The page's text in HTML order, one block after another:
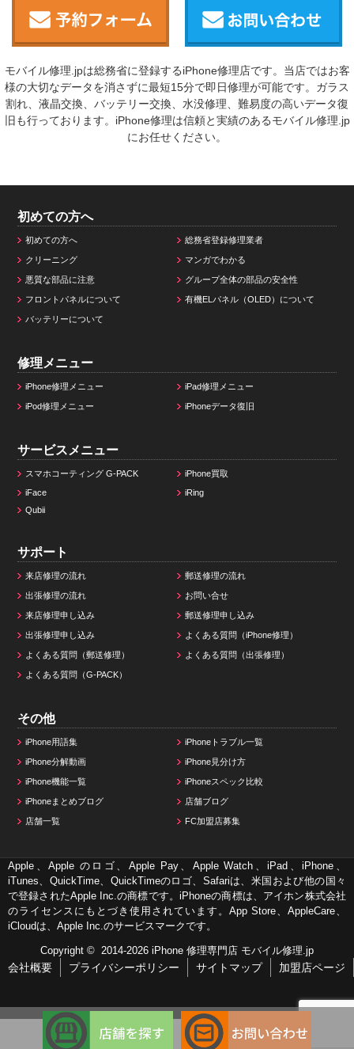
モバイル修理.jpは総務省に登録するiPhone修理店です。当店ではお客
様の大切なデータを消さずに最短15分で即日修理が可能です。ガラス
割れ、液晶交換、バッテリー交換、水没修理、難易度の高いデータ復
旧も行っております。iPhone修理は信頼と実績のあるモバイル修理.jp
にお任せください。
初めての方へ
初めての方へ 総務省登録修理業者
クリーニング マンガでわかる
悪質な部品に注意 グループ全体の部品の安全性
フロントパネルについて 有機ELパネル（OLED）について
バッテリーについて
修理メニュー
iPhone修理メニュー iPad修理メニュー
iPod修理メニュー iPhoneデータ復旧
サービスメニュー
スマホコーティング G-PACK
iPhone買取
iFace
iRing
Qubii
サポート
来店修理の流れ 郵送修理の流れ
出張修理の流れ お問い合せ
来店修理申し込み 郵送修理申し込み
出張修理申し込み よくある質問（iPhone修理）
よくある質問（郵送修理） よくある質問（出張修理）
よくある質問（G-PACK）
その他
iPhone用語集 iPhoneトラブル一覧
iPhone分解動画 iPhone見分け方
iPhone機能一覧 iPhoneスペック比較
iPhoneまとめブログ 店舗ブログ
店舗一覧 FC加盟店募集
Apple、Apple のロゴ、Apple Pay、Apple Watch、iPad、iPhone、
iTunes、QuickTime、QuickTimeのロゴ、Safariは、米国および他の国々
で登録されたApple Inc.の商標です。iPhoneの商標は、アイホン株式会社
のライセンスにもとづき使用されています。App Store、AppleCare、
iCloudは、Apple Inc.のサービスマークです。
Copyright © 2014-2026 iPhone 修理専門店 モバイル修理.jp
会社概要 プライバシーポリシー サイトマップ 加盟店ページ